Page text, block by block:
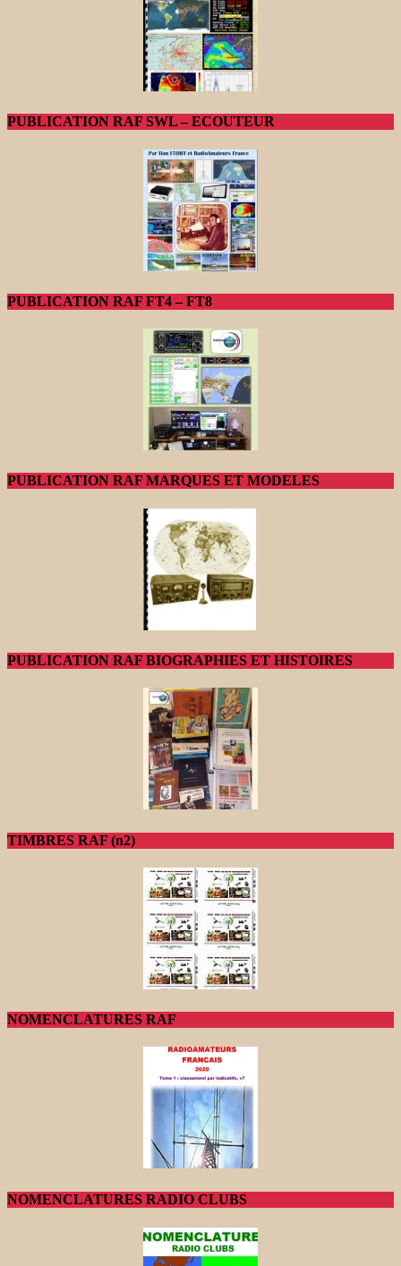
PUBLICATION RAF SWL – ECOUTEUR
PUBLICATION RAF FT4 – FT8
PUBLICATION RAF MARQUES ET MODELES
PUBLICATION RAF BIOGRAPHIES ET HISTOIRES
TIMBRES RAF (n2)
NOMENCLATURES RAF
NOMENCLATURES RADIO CLUBS